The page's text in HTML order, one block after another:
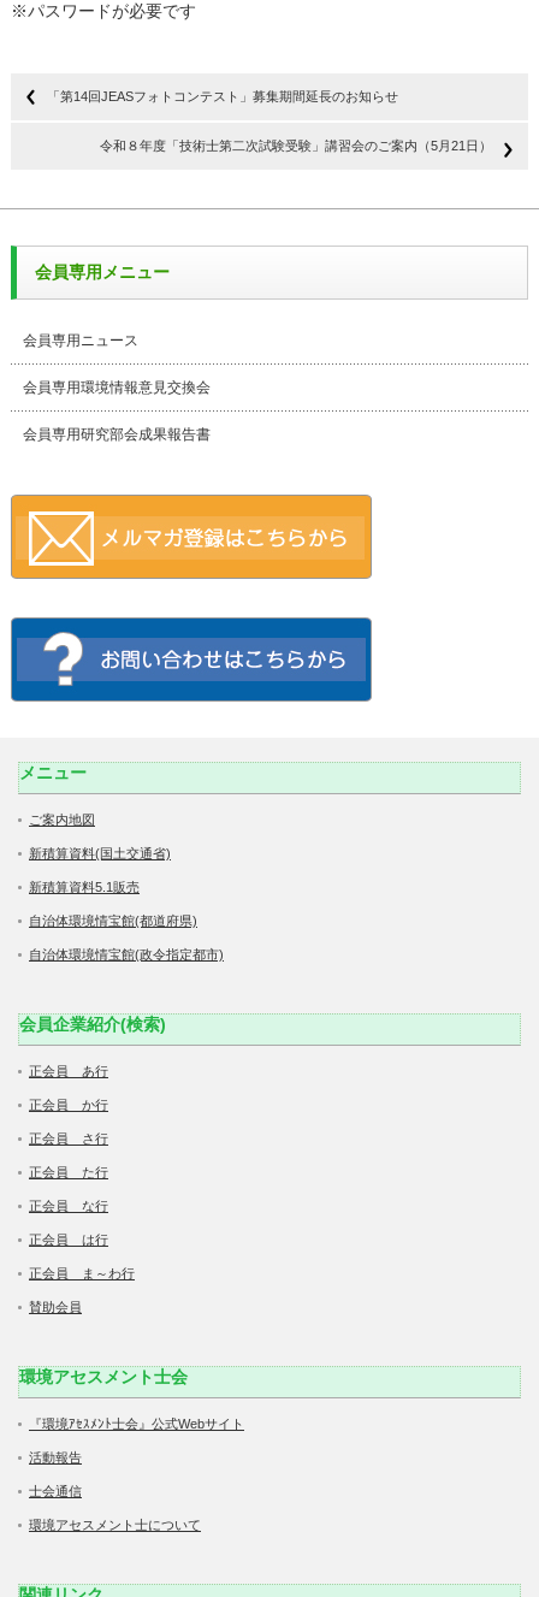
※パスワードが必要です
「第14回JEASフォトコンテスト」募集期間延長のお知らせ
令和８年度「技術士第二次試験受験」講習会のご案内（5月21日）
会員専用メニュー
会員専用ニュース
会員専用環境情報意見交換会
会員専用研究部会成果報告書
メニュー
ご案内地図
新積算資料(国土交通省)
新積算資料5.1販売
自治体環境情宝館(都道府県)
自治体環境情宝館(政令指定都市)
会員企業紹介(検索)
正会員 あ行
正会員 か行
正会員 さ行
正会員 た行
正会員 な行
正会員 は行
正会員 ま～わ行
賛助会員
環境アセスメント士会
『環境ｱｾｽﾒﾝﾄ士会』公式Webサイト
活動報告
士会通信
環境アセスメント士について